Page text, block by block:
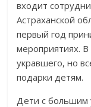
входит
Астраханской
первый год
мероприятиях. В
укравшего, но
подарки детям.
Дети с большим